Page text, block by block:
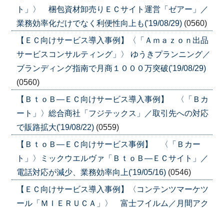
ト」〉 梱包資材卸売りＥＣサイト運営「ゼアー」／
業務効率化だけでなく利便性向上も('19/08/29) (0560)
【ＥＣ向けサービス導入事例】〈「Ａｍａｚｏｎ出品
サービスコンサルティング」〉 ゆうきプランニング／
ブランディング指南で月商１０００万突破('19/08/29)
(0560)
【ＢｔｏＢ―ＥＣ向けサービス導入事例】 〈「Ｂカ
ート」〉総合商社「フジテックス」／取引先への対応
で販路拡大('19/08/22) (0559)
【ＢｔｏＢ―ＥＣ向けサービス事例】 〈「Ｂカー
ト」〉ミックウエルヴァ「ＢｔｏＢ―ＥＣサイト」／
電話対応が減少、業務効率向上('19/05/16) (0546)
【ＥＣ向けサービス導入事例】〈コンテンツマーケツ
ール「ＭＩＥＲＵＣＡ」〉 富士フイルム／月間アク